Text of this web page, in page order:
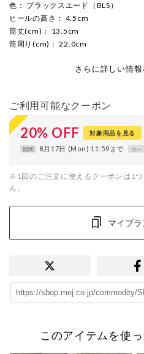
色 ： ブラックスエード（BLS）
ヒールの高さ ： 4.5cm
筒丈(cm) ： 13.5cm
筒周り(cm) ： 22.0cm
さらに詳しい情
ご利用可能なクーポン
20% OFF 対象商品を見る
期間 8月17日 (Mon) 11:59まで コー
※1回のご注文に使えるクーポンは1
ん。
マイブ
このアイテムを使